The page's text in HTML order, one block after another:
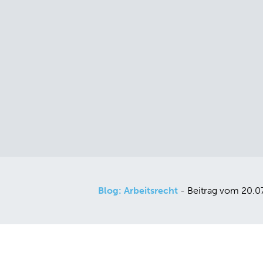
Blog: Arbeitsrecht - Beitrag vom